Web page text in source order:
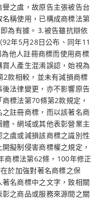
之虞，故原告主張被告台
稱使用，已構成商標法第
為有據。⒊被告雖抗辯依
年5月28日公布、同年11
他人註冊商標而使用商標
人產生混淆誤認，始視為
款相較，並未有減損商標
法律變更，亦不影響原告
標法第70條第2款規定，
註冊商標，而以該著名商
、網域或其他表彰營業主
虞或減損該商標之識別性
擬制侵害商標權之規定，
商標法第62條，100年修正
於加強對著名商標之保
名商標中之文字，致相關
之商品或服務來源間之關